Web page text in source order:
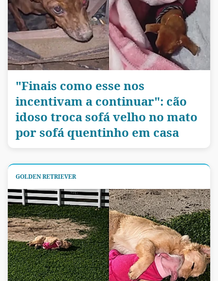
"Finais como esse nos
incentivam a continuar": cão
idoso troca sofá velho no mato
por sofá quentinho em casa
GOLDEN RETRIEVER